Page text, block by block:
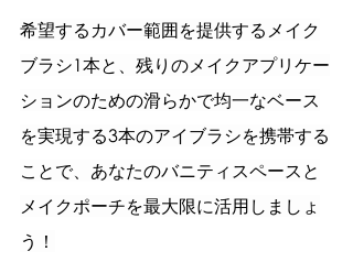
希望するカバー範囲を提供するメイク
ブラシ1本と、残りのメイクアプリケー
ションのための滑らかで均一なベース
を実現する3本のアイブラシを携帯する
ことで、あなたのバニティスペースと
メイクポーチを最大限に活用しましょ
う！